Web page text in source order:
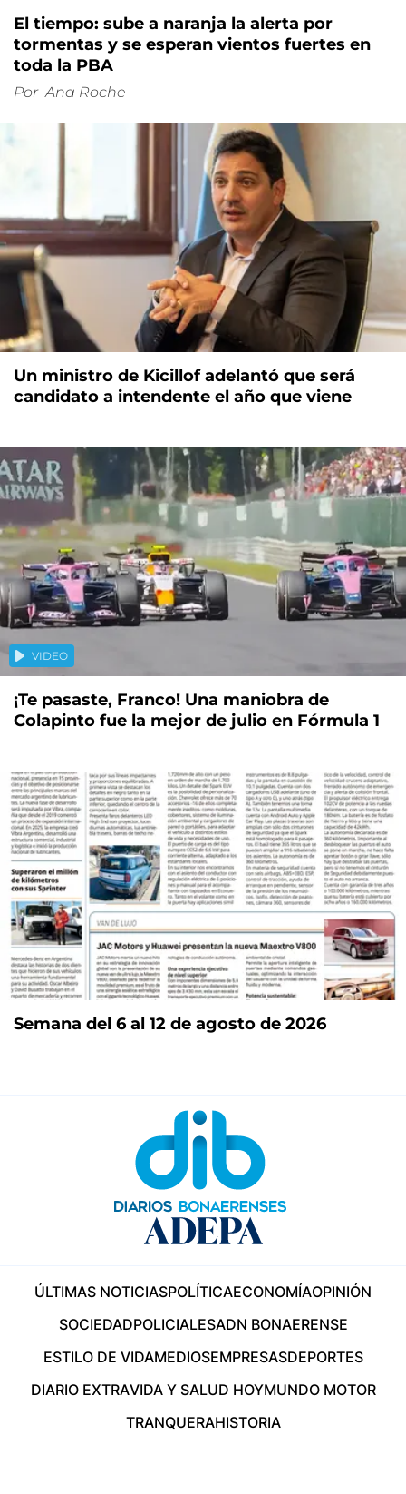
El tiempo: sube a naranja la alerta por
tormentas y se esperan vientos fuertes en
toda la PBA
Por Ana Roche
Un ministro de Kicillof adelantó que será
candidato a intendente el año que viene
VIDEO
¡Te pasaste, Franco! Una maniobra de
Colapinto fue la mejor de julio en Fórmula 1
Semana del 6 al 12 de agosto de 2026
ÚLTIMAS NOTICIASPOLÍTICAECONOMÍAOPINIÓN
SOCIEDADPOLICIALESADN BONAERENSE
ESTILO DE VIDAMEDIOSEMPRESASDEPORTES
DIARIO EXTRAVIDA Y SALUD HOYMUNDO MOTOR
TRANQUERAHISTORIA